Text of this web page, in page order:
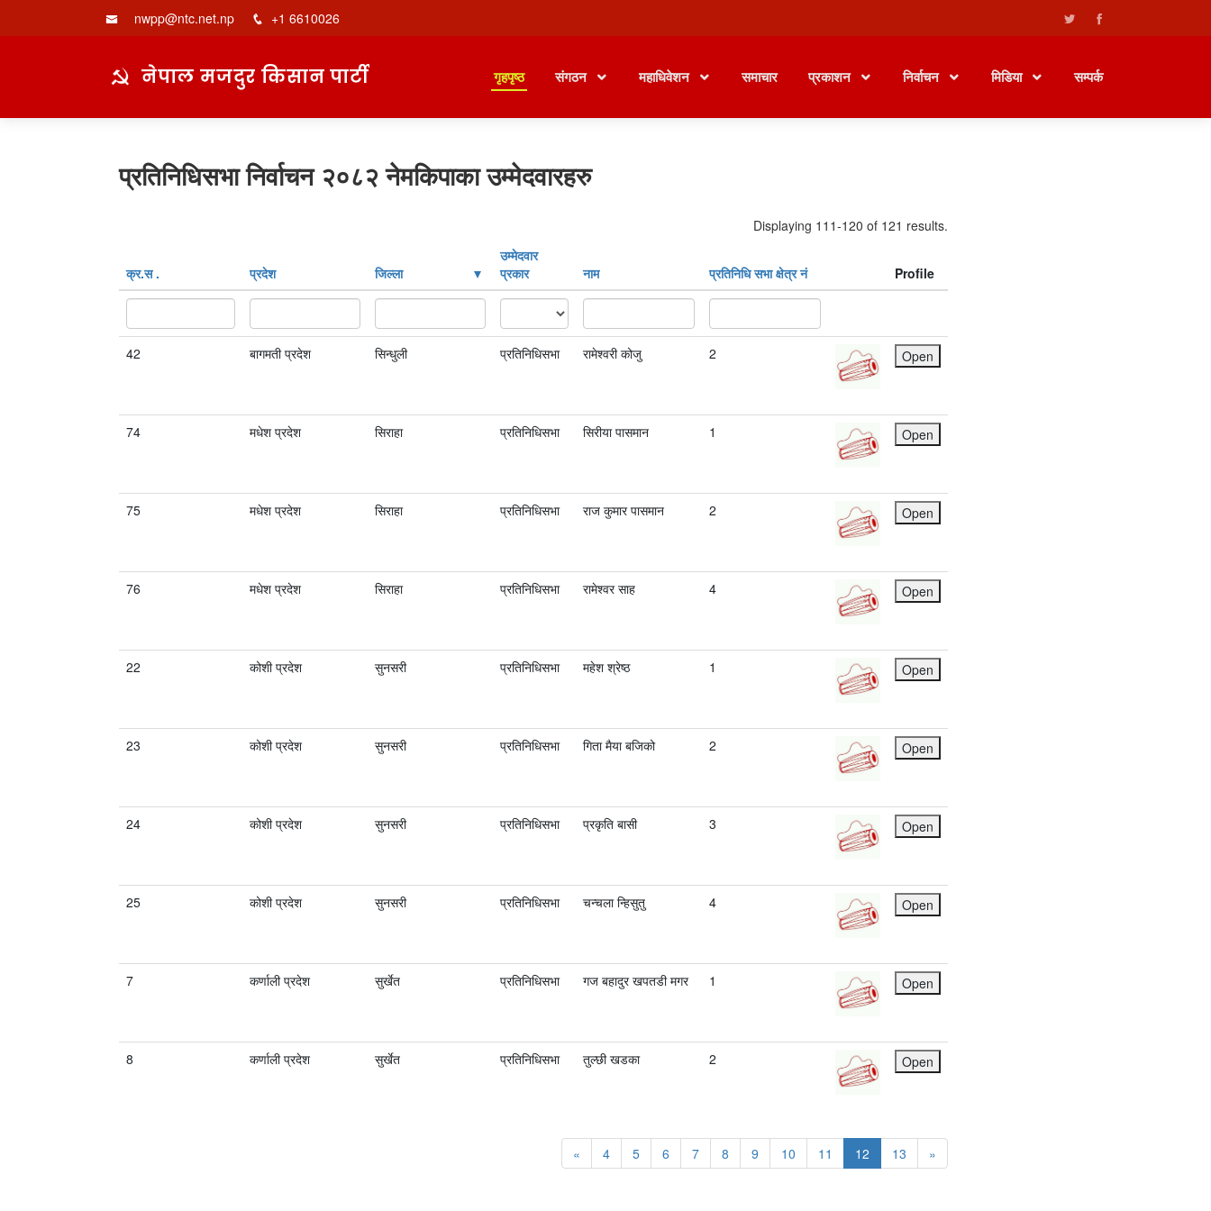
nwpp@ntc.net.np +1 6610026
नेपाल मजदुर किसान पार्टी गृहपृष्ठ संगठन महाधिवेशन समाचार प्रकाशन निर्वाचन मिडिया सम्पर्क
प्रतिनिधिसभा निर्वाचन २०८२ नेमकिपाका उम्मेदवारहरु
Displaying 111-120 of 121 results.
क्र‍.स‌ . प्रदेश जिल्ला
उम्मेदवार
प्रकार
नाम प्रतिनिधि सभा क्षेत्र नं Profile
42 बागमती प्रदेश सिन्धुली प्रतिनिधिसभा रामेश्‍वरी कोजु 2 Open
74 मधेश प्रदेश सिराहा प्रतिनिधिसभा सिरीया पासमान 1 Open
75 मधेश प्रदेश सिराहा प्रतिनिधिसभा राज कुमार पासमान 2 Open
76 मधेश प्रदेश सिराहा प्रतिनिधिसभा रामेश्वर साह 4 Open
22 कोशी प्रदेश सुनसरी प्रतिनिधिसभा महेश श्रेष्ठ 1 Open
23 कोशी प्रदेश सुनसरी प्रतिनिधिसभा गिता मैया बजिको 2 Open
24 कोशी प्रदेश सुनसरी प्रतिनिधिसभा प्रकृति बासी 3 Open
25 कोशी प्रदेश सुनसरी प्रतिनिधिसभा चन्चला न्हिसुतु 4 Open
7 कर्णाली प्रदेश सुर्खेत प्रतिनिधिसभा गज बहादुर खपतडी मगर 1 Open
8 कर्णाली प्रदेश सुर्खेत प्रतिनिधिसभा तुल्छी खडका 2 Open
« 4 5 6 7 8 9 10 11 12 13 »